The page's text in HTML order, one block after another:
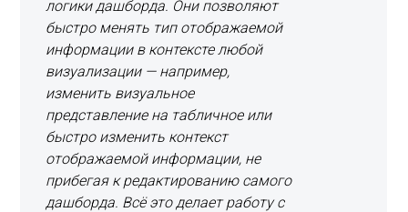
логики дашборда. Они позволяют
быстро менять тип отображаемой
информации в контексте любой
визуализации — например,
изменить визуальное
представление на табличное или
быстро изменить контекст
отображаемой информации, не
прибегая к редактированию самого
дашборда. Всё это делает работу с